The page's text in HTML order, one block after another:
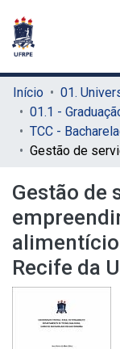
Início
01.1 -
Gestão de
Recife da